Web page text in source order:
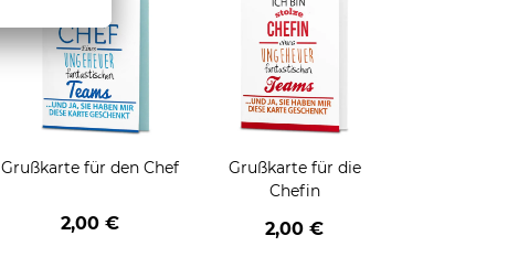
Grußkarte für den Chef
2,00 €
Grußkarte für die
Chefin
2,00 €